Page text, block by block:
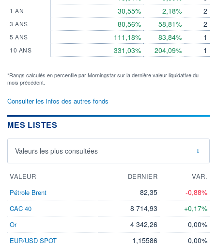
1 AN
3 ANS
5 ANS
10 ANS
30,55%
80,56%
111,18%
331,03%
2,18%
58,81%
83,84%
204,09%
2
2
1
1
*Rangs calculés en percentile par Morningstar sur la dernière valeur liquidative du
mois précédent.
Consulter les infos des autres fonds
MES LISTES
Valeurs les plus consultées
VALEUR DERNIER
VAR.
Pétrole Brent
82,35 -0,88%
CAC 40 8 714,93 +0,17%
Or 4 342,26 0,00%
EUR/USD SPOT 1,15586 0,00%